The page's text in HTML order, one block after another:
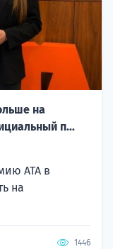
на
п...
ATA в
на
1446